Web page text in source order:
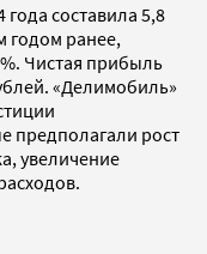
составила 5,8
годом ранее,
Чистая прибыль
«Делимобиль»
предполагали рост
увеличение